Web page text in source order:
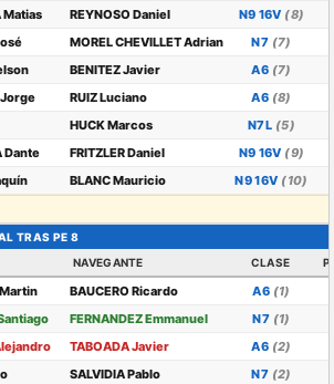
Matias REYNOSO Daniel N9 16V (8)
MOREL CHEVILLET Adrian N7 (7)
BENITEZ Javier A6 (7)
RUIZ Luciano A6 (8)
HUCK Marcos N7L (5)
Dante FRITZLER Daniel N9 16V (9)
BLANC Mauricio N9 16V (10)
TRAS PE 8
NAVEGANTE CLASE
BAUCERO Ricardo A6 (1)
FERNANDEZ Emmanuel N7 (1)
TABOADA Javier A6 (2)
SALVIDIA Pablo N7 (2)